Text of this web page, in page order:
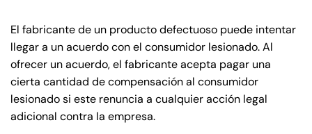
El fabricante de un producto defectuoso puede intentar
llegar a un acuerdo con el consumidor lesionado. Al
ofrecer un acuerdo, el fabricante acepta pagar una
cierta cantidad de compensación al consumidor
lesionado si este renuncia a cualquier acción legal
adicional contra la empresa.
Farmington - Hours
Answering Service
24/7
Office Hours
Monday
8:30 AM – 5:00
Enfield - Hours
Answering Service
24/7
Office Hours
Monday
8:30 AM – 5:00